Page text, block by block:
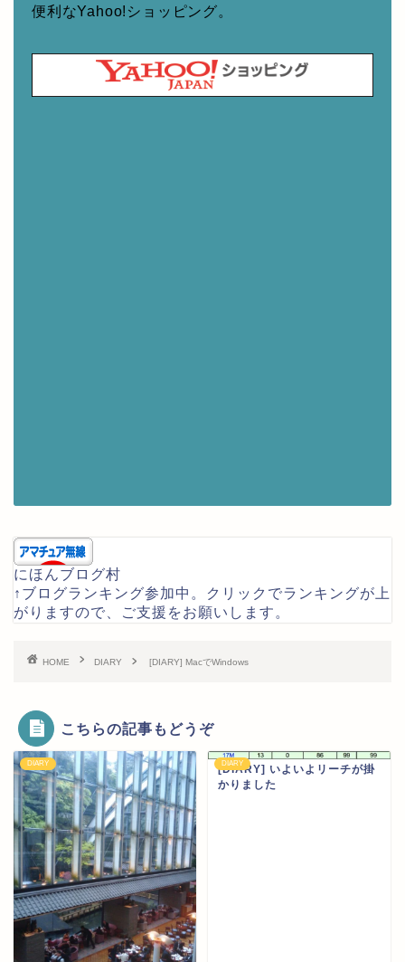
便利なYahoo!ショッピング。
にほんブログ村
↑ブログランキング参加中。クリックでランキングが上
がりますので、ご支援をお願いします。
HOME DIARY [DIARY] MacでWindows
こちらの記事もどうぞ
DIARY DIARY
[DIARY] いよいよリーチが掛
かりました